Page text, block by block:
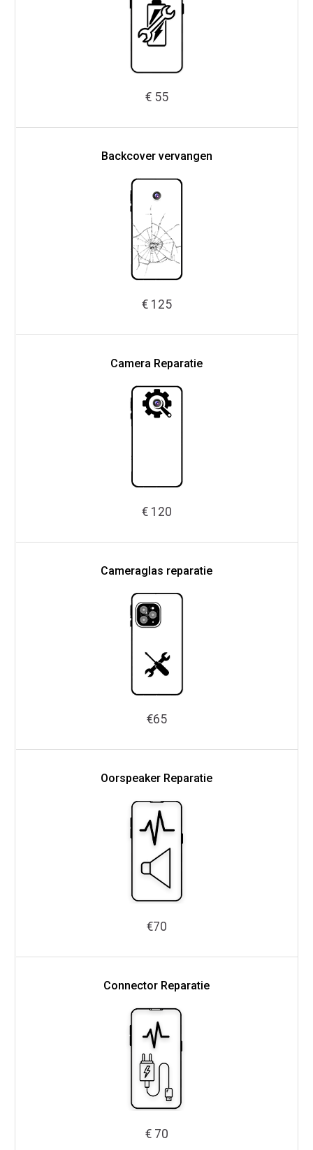
€ 55
Backcover vervangen
€ 125
Camera Reparatie
€ 120
Cameraglas reparatie
€65
Oorspeaker Reparatie
€70
Connector Reparatie
€ 70